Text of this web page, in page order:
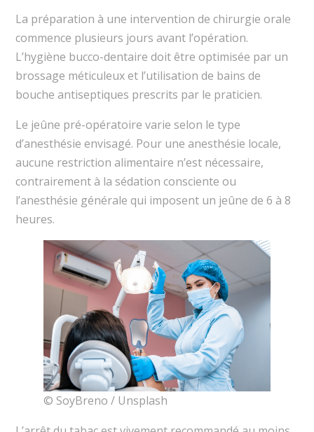
La préparation à une intervention de chirurgie orale
commence plusieurs jours avant l’opération.
L’hygiène bucco-dentaire doit être optimisée par un
brossage méticuleux et l’utilisation de bains de
bouche antiseptiques prescrits par le praticien.
Le jeûne pré-opératoire varie selon le type
d’anesthésie envisagé. Pour une anesthésie locale,
aucune restriction alimentaire n’est nécessaire,
contrairement à la sédation consciente ou
l’anesthésie générale qui imposent un jeûne de 6 à 8
heures.
© SoyBreno / Unsplash